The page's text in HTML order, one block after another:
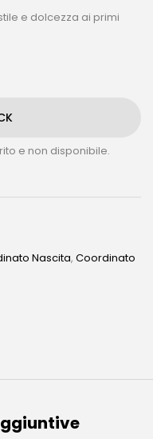
e dolcezza ai primi
e non disponibile.
Nascita, Coordinato